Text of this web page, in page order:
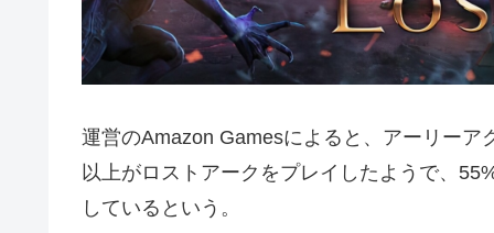
運営のAmazon Gamesによると、アーリー
以上がロストアークをプレイしたようで、
しているという。